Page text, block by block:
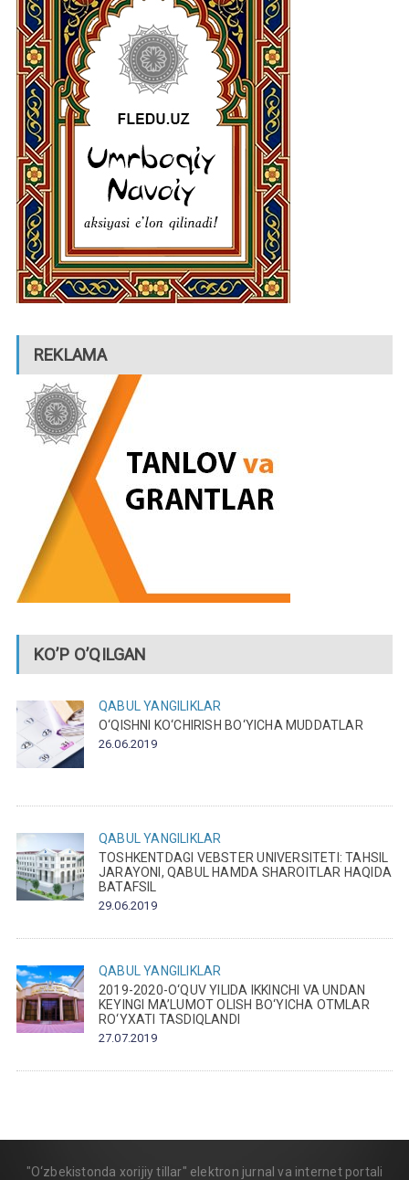
REKLAMA
KO’P O’QILGAN
QABUL
YANGILIKLAR
O‘QISHNI KO‘CHIRISH BO‘YICHA MUDDATLAR
26.06.2019
QABUL
YANGILIKLAR
TOSHKENTDAGI VEBSTER UNIVERSITETI: TAHSIL
JARAYONI, QABUL HAMDA SHAROITLAR HAQIDA
BATAFSIL
29.06.2019
QABUL
YANGILIKLAR
2019-2020-O‘QUV YILIDA IKKINCHI VA UNDAN
KEYINGI MA’LUMOT OLISH BO‘YICHA OTMLAR
RO‘YXATI TASDIQLANDI
27.07.2019
"O‘zbekistonda xorijiy tillar" elektron jurnal va internet portali